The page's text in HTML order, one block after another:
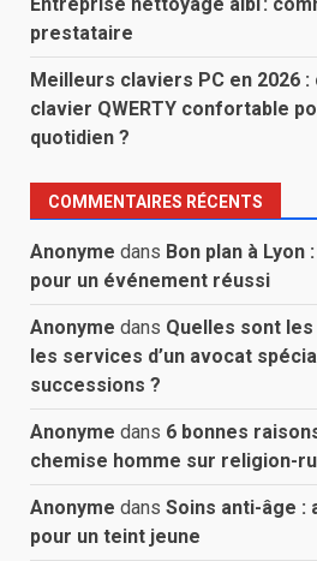
prestataire
Meilleurs claviers PC en 2026
clavier QWERTY confortable
quotidien ?
COMMENTAIRES RÉCENTS
Anonyme dans Bon plan à
pour un événement réussi
Anonyme dans Quelles sont
les services d’un avocat
successions ?
Anonyme dans 6 bonnes
chemise homme sur religion-
Anonyme dans Soins anti-âge :
pour un teint jeune